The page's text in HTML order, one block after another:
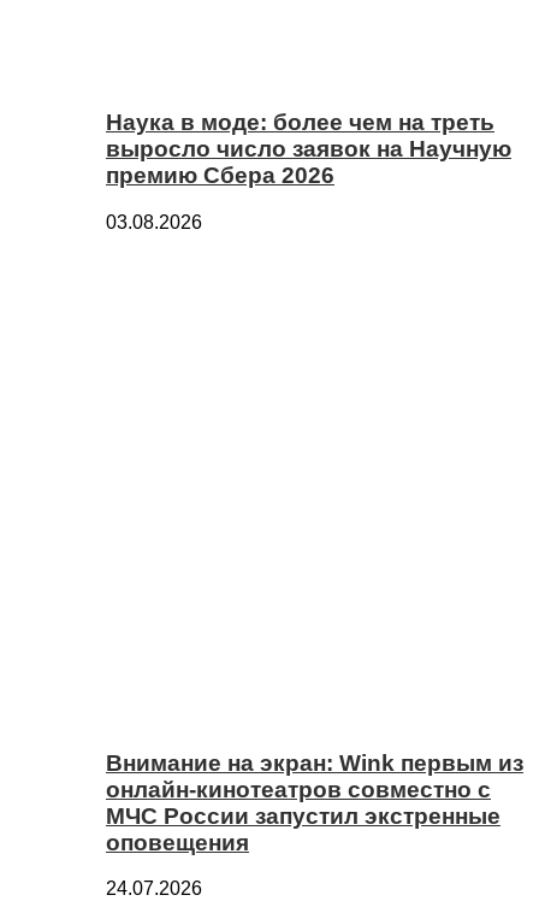
Наука в моде: более чем на треть
выросло число заявок на Научную
премию Сбера 2026
03.08.2026
Внимание на экран: Wink первым из
онлайн-кинотеатров совместно с
МЧС России запустил экстренные
оповещения
24.07.2026